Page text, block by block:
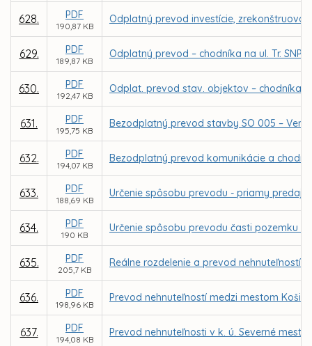
628. PDF
190,87 KB
Odplatný prevod investície,
629. PDF
189,87 KB
Odplatný prevod – chodníka na ul. Tr. SNP
630. PDF
192,47 KB
Odplat. prevod stav. objektov – chodníka
631. PDF
195,75 KB
Bezodplatný prevod stavby SO 005 –
632. PDF
194,07 KB
Bezodplatný prevod komunikácie a
633. PDF
188,69 KB
Určenie spôsobu prevodu - priamy predaj
634. PDF
190 KB
Určenie spôsobu prevodu časti pozemku
635. PDF
205,7 KB
Reálne rozdelenie a prevod nehnuteľností
636. PDF
198,96 KB
Prevod nehnuteľností medzi mestom
637. PDF
194,08 KB
Prevod nehnuteľnosti v k. ú. Severné